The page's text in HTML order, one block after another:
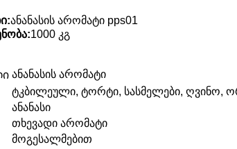
ანანასის არომატი pps01
1000 კგ
ანანასის არომატი
ტკბილეული, ტორტი, სასმელები, ღვინო,
ანანასი
თხევადი არომატი
მოგესალმებით